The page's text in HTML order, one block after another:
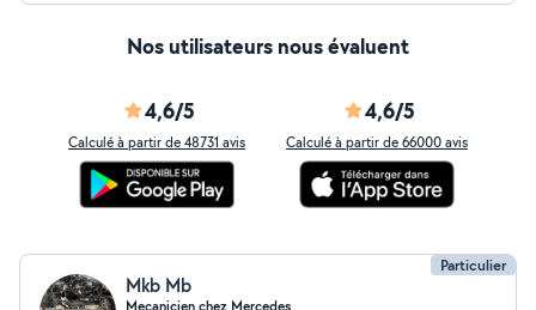
Nos utilisateurs nous évaluent
4,6/5
Calculé à partir de 48731 avis
4,6/5
Calculé à partir de 66000 avis
Particulier
Mkb Mb